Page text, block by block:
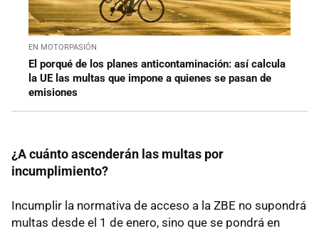
EN MOTORPASIÓN
El porqué de los planes anticontaminación: así calcula
la UE las multas que impone a quienes se pasan de
emisiones
¿A cuánto ascenderán las multas por
incumplimiento?
Incumplir la normativa de acceso a la ZBE no supondrá
multas desde el 1 de enero, sino que se pondrá en